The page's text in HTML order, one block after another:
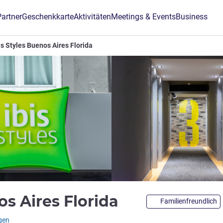
GeschenkkarteAktivitätenMeetings & EventsBusiness
Styles Buenos Aires Florida
Aires Florida 3 SterneFamilienfreundlich